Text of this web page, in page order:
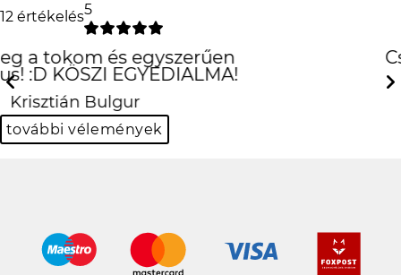
12 értékelés5
Csak is az iPhone!
:D
Hanna Fehér
Previous
további vélemények